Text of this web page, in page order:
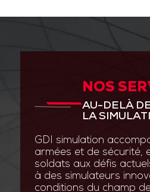
NOS
AU-DELÀ
LA
GDI simulation
armées et de sécurité,
soldats aux défis
à des simulateurs
conditions du champ